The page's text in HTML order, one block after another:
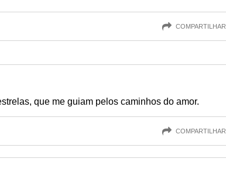
COMPARTILHAR
que me guiam pelos caminhos do amor.
COMPARTILHAR